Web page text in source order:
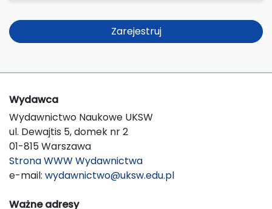
Zarejestruj
Wydawca
Wydawnictwo Naukowe UKSW
ul. Dewajtis 5, domek nr 2
01-815 Warszawa
Strona WWW Wydawnictwa
e-mail: wydawnictwo@uksw.edu.pl
Ważne adresy